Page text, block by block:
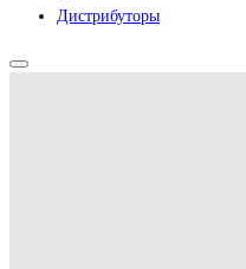
Дистрибуторы